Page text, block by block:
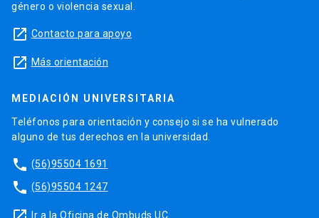
género o violencia sexual.
launch Contacto para apoyo
launch Más orientación
MEDIACIÓN UNIVERSITARIA
Teléfonos para orientación y consejo si se ha vulnerado
alguno de tus derechos en la universidad.
phone (56)95504 1691
phone (56)95504 1247
Ir a la Oficina de Ombuds UC